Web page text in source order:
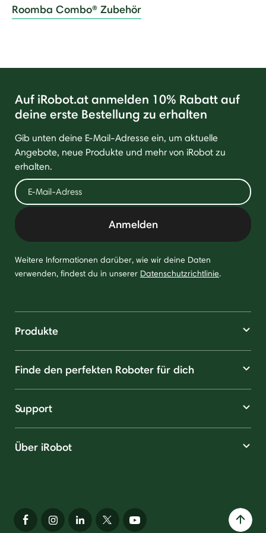
Roomba Combo® Zubehör
Auf iRobot.at anmelden 10% Rabatt auf
deine erste Bestellung zu erhalten
Gib unten deine E-Mail-Adresse ein, um aktuelle
Angebote, neue Produkte und mehr von iRobot zu
erhalten.
Anmelden
Weitere Informationen darüber, wie wir deine Daten
verwenden, findest du in unserer Datenschutzrichtlinie.
Produkte
Finde den perfekten Roboter für dich
Support
Über iRobot